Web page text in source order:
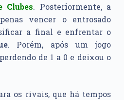
Clubes. Posteriormente, a
vencer o entrosado
a final e enfrentar o
. Porém, após um jogo
de 1 a 0 e deixou o
os rivais, que há tempos